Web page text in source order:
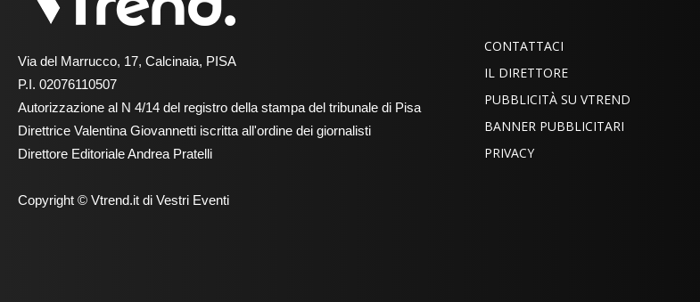
Via del Marrucco, 17, Calcinaia, PISA
P.I. 02076110507
Autorizzazione al N 4/14 del registro della stampa del tribunale di Pisa
Direttrice Valentina Giovannetti iscritta all'ordine dei giornalisti
Direttore Editoriale Andrea Pratelli
Copyright © Vtrend.it di Vestri Eventi
CONTATTACI
IL DIRETTORE
PUBBLICITÀ SU VTREND
BANNER PUBBLICITARI
PRIVACY